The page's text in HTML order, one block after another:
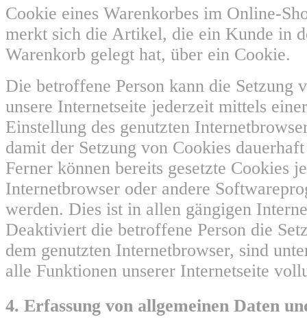
Cookie eines Warenkorbes im Online-
merkt sich die Artikel, die ein Kunde in
Warenkorb gelegt hat, über ein Cookie.
Die betroffene Person kann die Setzung
unsere Internetseite jederzeit mittels
Einstellung des genutzten
damit der Setzung von Cookies
Ferner können bereits gesetzte Cookies
Internetbrowser oder andere
werden. Dies ist in allen gängigen
Deaktiviert die betroffene Person die
dem genutzten Internetbrowser, sind
alle Funktionen unserer Internetseite
4. Erfassung von allgemeinen Daten